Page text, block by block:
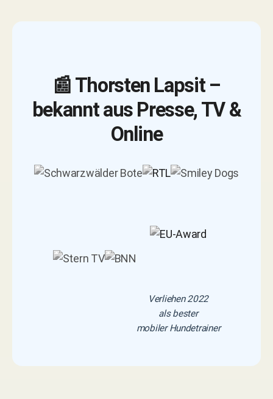
📰 Thorsten Lapsit –
bekannt aus Presse, TV &
Online
Verliehen 2022
als bester
mobiler Hundetrainer